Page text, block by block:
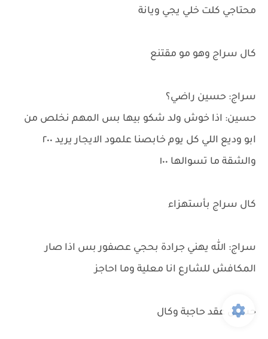
محتاجي كلت خلي يجي ويانة
كال سراج وهو مو مقتنع
سراج: حسين راضي؟
حسين: اذا خوش ولد شكو بيها بس المهم نخلص من
ابو وديع اللي كل يوم خابصنا علمود الايجار يريد ٢٠٠
والشقة ما تسوالها ١٠٠
كال سراج بأستهزاء
سراج: الله يهني جرادة بحجي عصفور بس اذا صار
المكافش للشارع انا معلية وما احاجز
حسين عقد حاجبة وكال